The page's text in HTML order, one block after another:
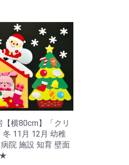
横80cm】「クリ
冬 11月 12月 幼稚
院 施設 知育 壁面
★